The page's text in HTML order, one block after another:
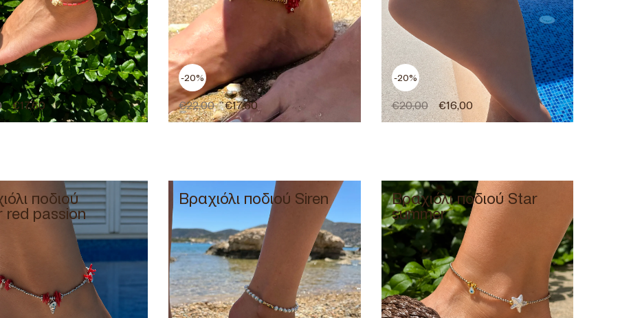
€17,60
-20%
€22,00 €17,60
-20%
€20,00 €16,00
ποδιού
red passion
Βραχιόλι ποδιού Siren Βραχιόλι ποδιού Star
summer